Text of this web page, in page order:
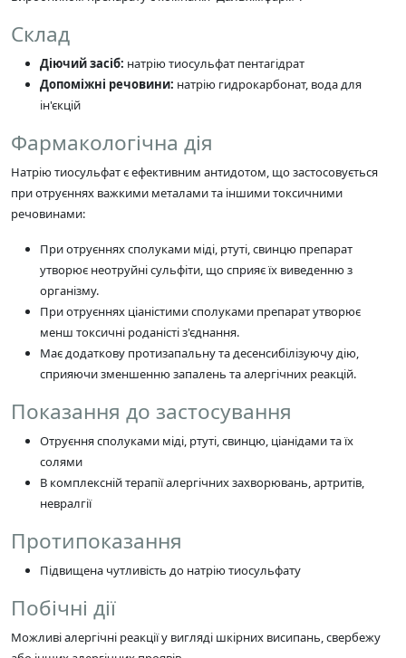
Склад
Діючий засіб: натрію тиосульфат пентагідрат
Допоміжні речовини: натрію гидрокарбонат, вода для
ін'єкцій
Фармакологічна дія
Натрію тиосульфат є ефективним антидотом, що застосовується
при отруєннях важкими металами та іншими токсичними
речовинами:
При отруєннях сполуками міді, ртуті, свинцю препарат
утворює неотруйні сульфіти, що сприяє їх виведенню з
організму.
При отруєннях ціаністими сполуками препарат утворює
менш токсичні роданісті з'єднання.
Має додаткову протизапальну та десенсибілізуючу дію,
сприяючи зменшенню запалень та алергічних реакцій.
Показання до застосування
Отруєння сполуками міді, ртуті, свинцю, ціанідами та їх
солями
В комплексній терапії алергічних захворювань, артритів,
невралгії
Протипоказання
Підвищена чутливість до натрію тиосульфату
Побічні дії
Можливі алергічні реакції у вигляді шкірних висипань, свербежу